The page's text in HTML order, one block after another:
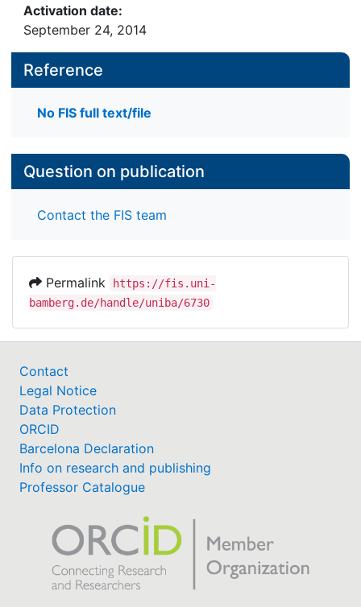
Activation date:
September 24, 2014
Reference
No FIS full text/file
Question on publication
Contact the FIS team
Permalink
https://fis.uni-
bamberg.de/handle/uniba/6730
Contact
Legal Notice
Data Protection
ORCID
Barcelona Declaration
Info on research and publishing
Professor Catalogue